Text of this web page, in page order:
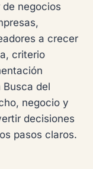
negocios
a crecer
criterio
Busca del
negocio y
decisiones
pasos claros.